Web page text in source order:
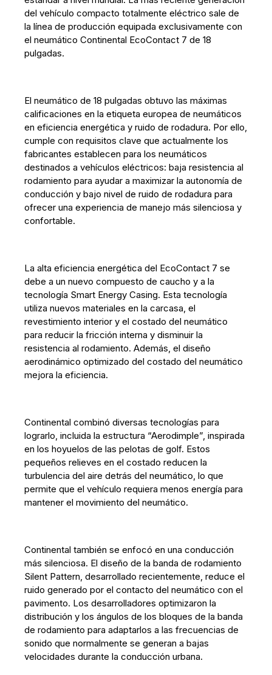
del vehículo compacto totalmente eléctrico sale de
la línea de producción equipada exclusivamente con
el neumático Continental EcoContact 7 de 18
pulgadas.
El neumático de 18 pulgadas obtuvo las máximas
calificaciones en la etiqueta europea de neumáticos
en eficiencia energética y ruido de rodadura. Por ello,
cumple con requisitos clave que actualmente los
fabricantes establecen para los neumáticos
destinados a vehículos eléctricos: baja resistencia al
rodamiento para ayudar a maximizar la autonomía de
conducción y bajo nivel de ruido de rodadura para
ofrecer una experiencia de manejo más silenciosa y
confortable.
La alta eficiencia energética del EcoContact 7 se
debe a un nuevo compuesto de caucho y a la
tecnología Smart Energy Casing. Esta tecnología
utiliza nuevos materiales en la carcasa, el
revestimiento interior y el costado del neumático
para reducir la fricción interna y disminuir la
resistencia al rodamiento. Además, el diseño
aerodinámico optimizado del costado del neumático
mejora la eficiencia.
Continental combinó diversas tecnologías para
lograrlo, incluida la estructura “Aerodimple”, inspirada
en los hoyuelos de las pelotas de golf. Estos
pequeños relieves en el costado reducen la
turbulencia del aire detrás del neumático, lo que
permite que el vehículo requiera menos energía para
mantener el movimiento del neumático.
Continental también se enfocó en una conducción
más silenciosa. El diseño de la banda de rodamiento
Silent Pattern, desarrollado recientemente, reduce el
ruido generado por el contacto del neumático con el
pavimento. Los desarrolladores optimizaron la
distribución y los ángulos de los bloques de la banda
de rodamiento para adaptarlos a las frecuencias de
sonido que normalmente se generan a bajas
velocidades durante la conducción urbana.